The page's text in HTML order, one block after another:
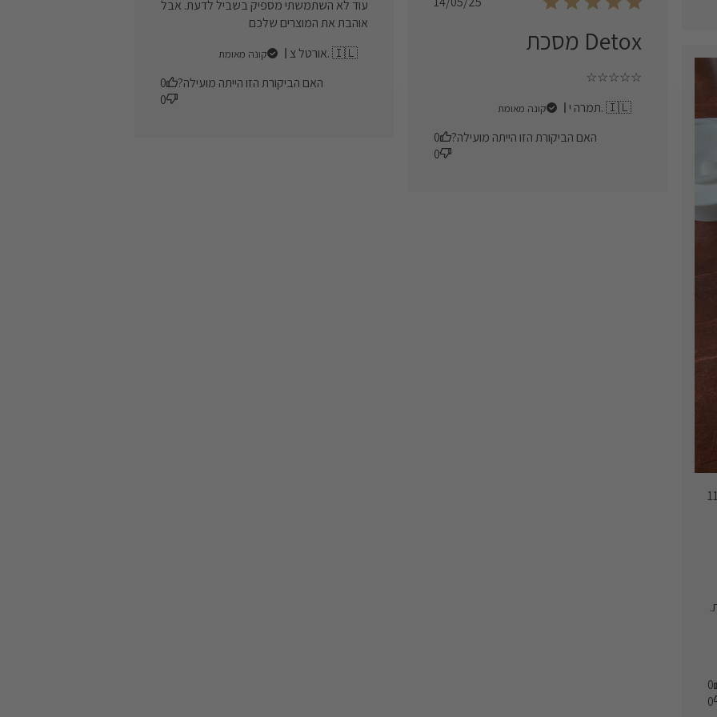
Detox מסכת
☆☆☆☆☆
תמרה י. 🇮🇱
קונה מאומת
האם הביקורת הזו הייתה מועילה?
0
0
עוד לא השתמשתי מספיק בשביל לדעת. אבל
אוהבת את המוצרים שלכם
אורטל צ. 🇮🇱
קונה מאומת
האם הביקורת הזו הייתה מועילה?
0
0
0
0